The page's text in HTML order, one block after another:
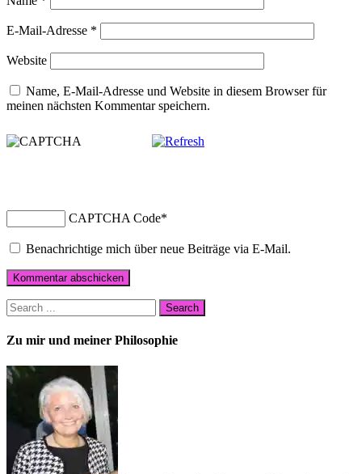
E-Mail-Adresse *
Website
Name, E-Mail-Adresse und Website in diesem Browser für
meinen nächsten Kommentar speichern.
CAPTCHA Code*
Benachrichtige mich über neue Beiträge via E-Mail.
Zu mir und meiner Philosophie